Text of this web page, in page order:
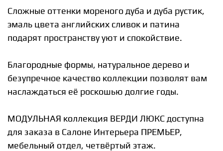
Сложные оттенки мореного дуба и дуба рустик,
эмаль цвета английских сливок и патина
подарят пространству уют и спокойствие.
Благородные формы, натуральное дерево и
безупречное качество коллекции позволят вам
наслаждаться её роскошью долгие годы.
МОДУЛЬНАЯ коллекция ВЕРДИ ЛЮКС доступна
для заказа в Салоне Интерьера ПРЕМЬЕР,
мебельный отдел, четвёртый этаж.